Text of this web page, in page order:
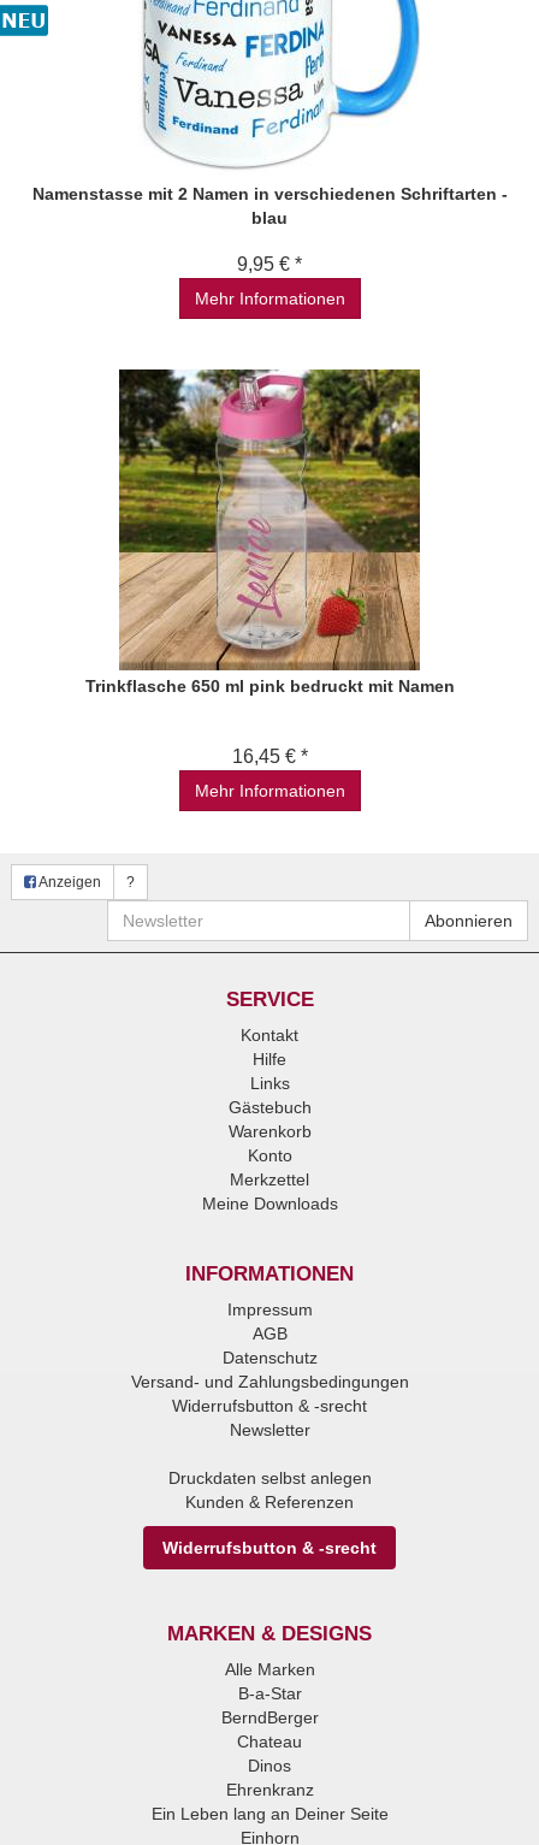
Namenstasse mit 2 Namen in verschiedenen Schriftarten -
blau
9,95 € *
Mehr Informationen
Trinkflasche 650 ml pink bedruckt mit Namen
16,45 € *
Mehr Informationen
Anzeigen ?
Newsletter Abonnieren
SERVICE
Kontakt
Hilfe
Links
Gästebuch
Warenkorb
Konto
Merkzettel
Meine Downloads
INFORMATIONEN
Impressum
AGB
Datenschutz
Versand- und Zahlungsbedingungen
Widerrufsbutton & -srecht
Newsletter
Druckdaten selbst anlegen
Kunden & Referenzen
Widerrufsbutton & -srecht
MARKEN & DESIGNS
Alle Marken
B-a-Star
BerndBerger
Chateau
Dinos
Ehrenkranz
Ein Leben lang an Deiner Seite
Einhorn